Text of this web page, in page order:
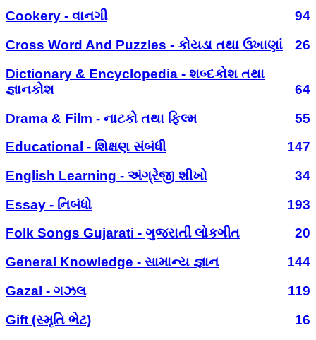
Cookery - વાનગી
94
Cross Word And Puzzles - કોયડા તથા ઉખાણાં
26
Dictionary & Encyclopedia - શબ્દકોશ તથા
જ્ઞાનકોશ
64
Drama & Film - નાટકો તથા ફિલ્મ
55
Educational - શિક્ષણ સંબંધી
147
English Learning - અંગ્રેજી શીખો
34
Essay - નિબંધો
193
Folk Songs Gujarati - ગુજરાતી લોકગીત
20
General Knowledge - સામાન્ય જ્ઞાન
144
Gazal - ગઝલ
119
Gift (સ્મૃતિ ભેટ)
16